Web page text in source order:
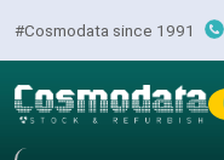
#Cosmodata since 1991